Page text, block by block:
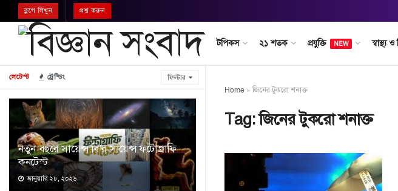
লেটেস্ট ট্রেন্ডিং ফিল্টার
নতুন বছরে সায়েন্স বি’র সায়েন্স ফটোগ্রাফি
কনটেস্ট
জানুয়ারি ২৮, ২০২৬
ব্লগে লিখুন প্রশ্ন করুন
টপিকস ২১ শতক প্রযুক্তি NEW স্বাস্থ্য
Home »জিনের টুকরো শনাক্ত
Tag:জিনের টুকরো শনাক্ত